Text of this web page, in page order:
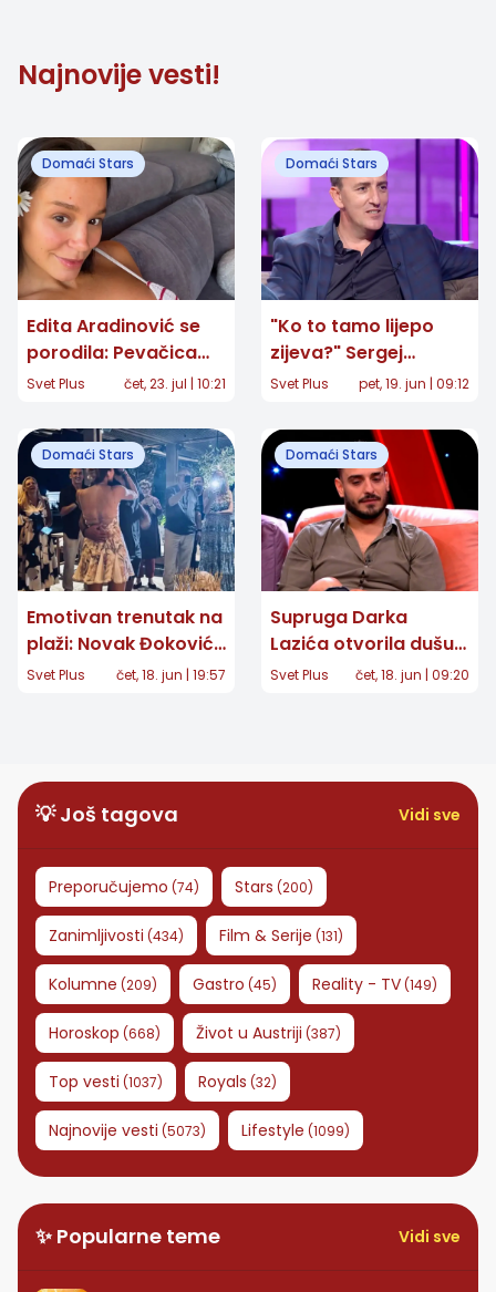
Najnovije vesti!
Domaći Stars
Edita Aradinović se
porodila: Pevačica
objavila prvu
Svet Plus čet, 23. jul | 10:21
Domaći Stars
"Ko to tamo lijepo
zijeva?" Sergej
Ćetković posle 40
koji je mnoge
raznežio
Svet Plus pet, 19. jun | 09:12
Domaći Stars
Emotivan trenutak na
plaži: Novak Đoković
iznenadio Jelenu
Svet Plus čet, 18. jun | 19:57
Domaći Stars
Supruga Darka
Lazića otvorila dušu:
"Nikada se nećemo
Svet Plus čet, 18. jun | 09:20
💡 Još tagova Vidi sve
Preporučujemo (74) Stars (200)
Zanimljivosti (434) Film & Serije (131)
Kolumne (209) Gastro (45) Reality - TV(149)
Horoskop (668) Život u Austriji (387)
Top vesti (1037) Royals (32)
Najnovije vesti (5073) Lifestyle (1099)
✨ Popularne teme Vidi sve